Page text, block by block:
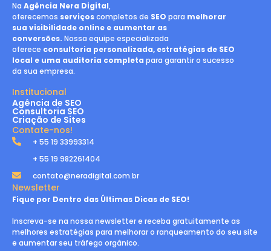
Na Agência Nera Digital,
oferecemos serviçoscompletos de SEO para melhorar
sua visibilidade online e aumentar as
conversões. Nossa equipe especializada
oferece consultoria personalizada, estratégias de SEO
local e uma auditoria completa para garantir o sucesso
da sua empresa.
Institucional
Agência de SEO
Consultoria SEO
Criação de Sites
Contate-nos!
+ 55 19 33993314
+ 55 19 982261404
contato@neradigital.com.br
Newsletter
Fique por Dentro das Últimas Dicas de SEO!
Inscreva-se na nossa newsletter e receba gratuitamente as
melhores estratégias para melhorar o ranqueamento do seu site
e aumentar seu tráfego orgânico.